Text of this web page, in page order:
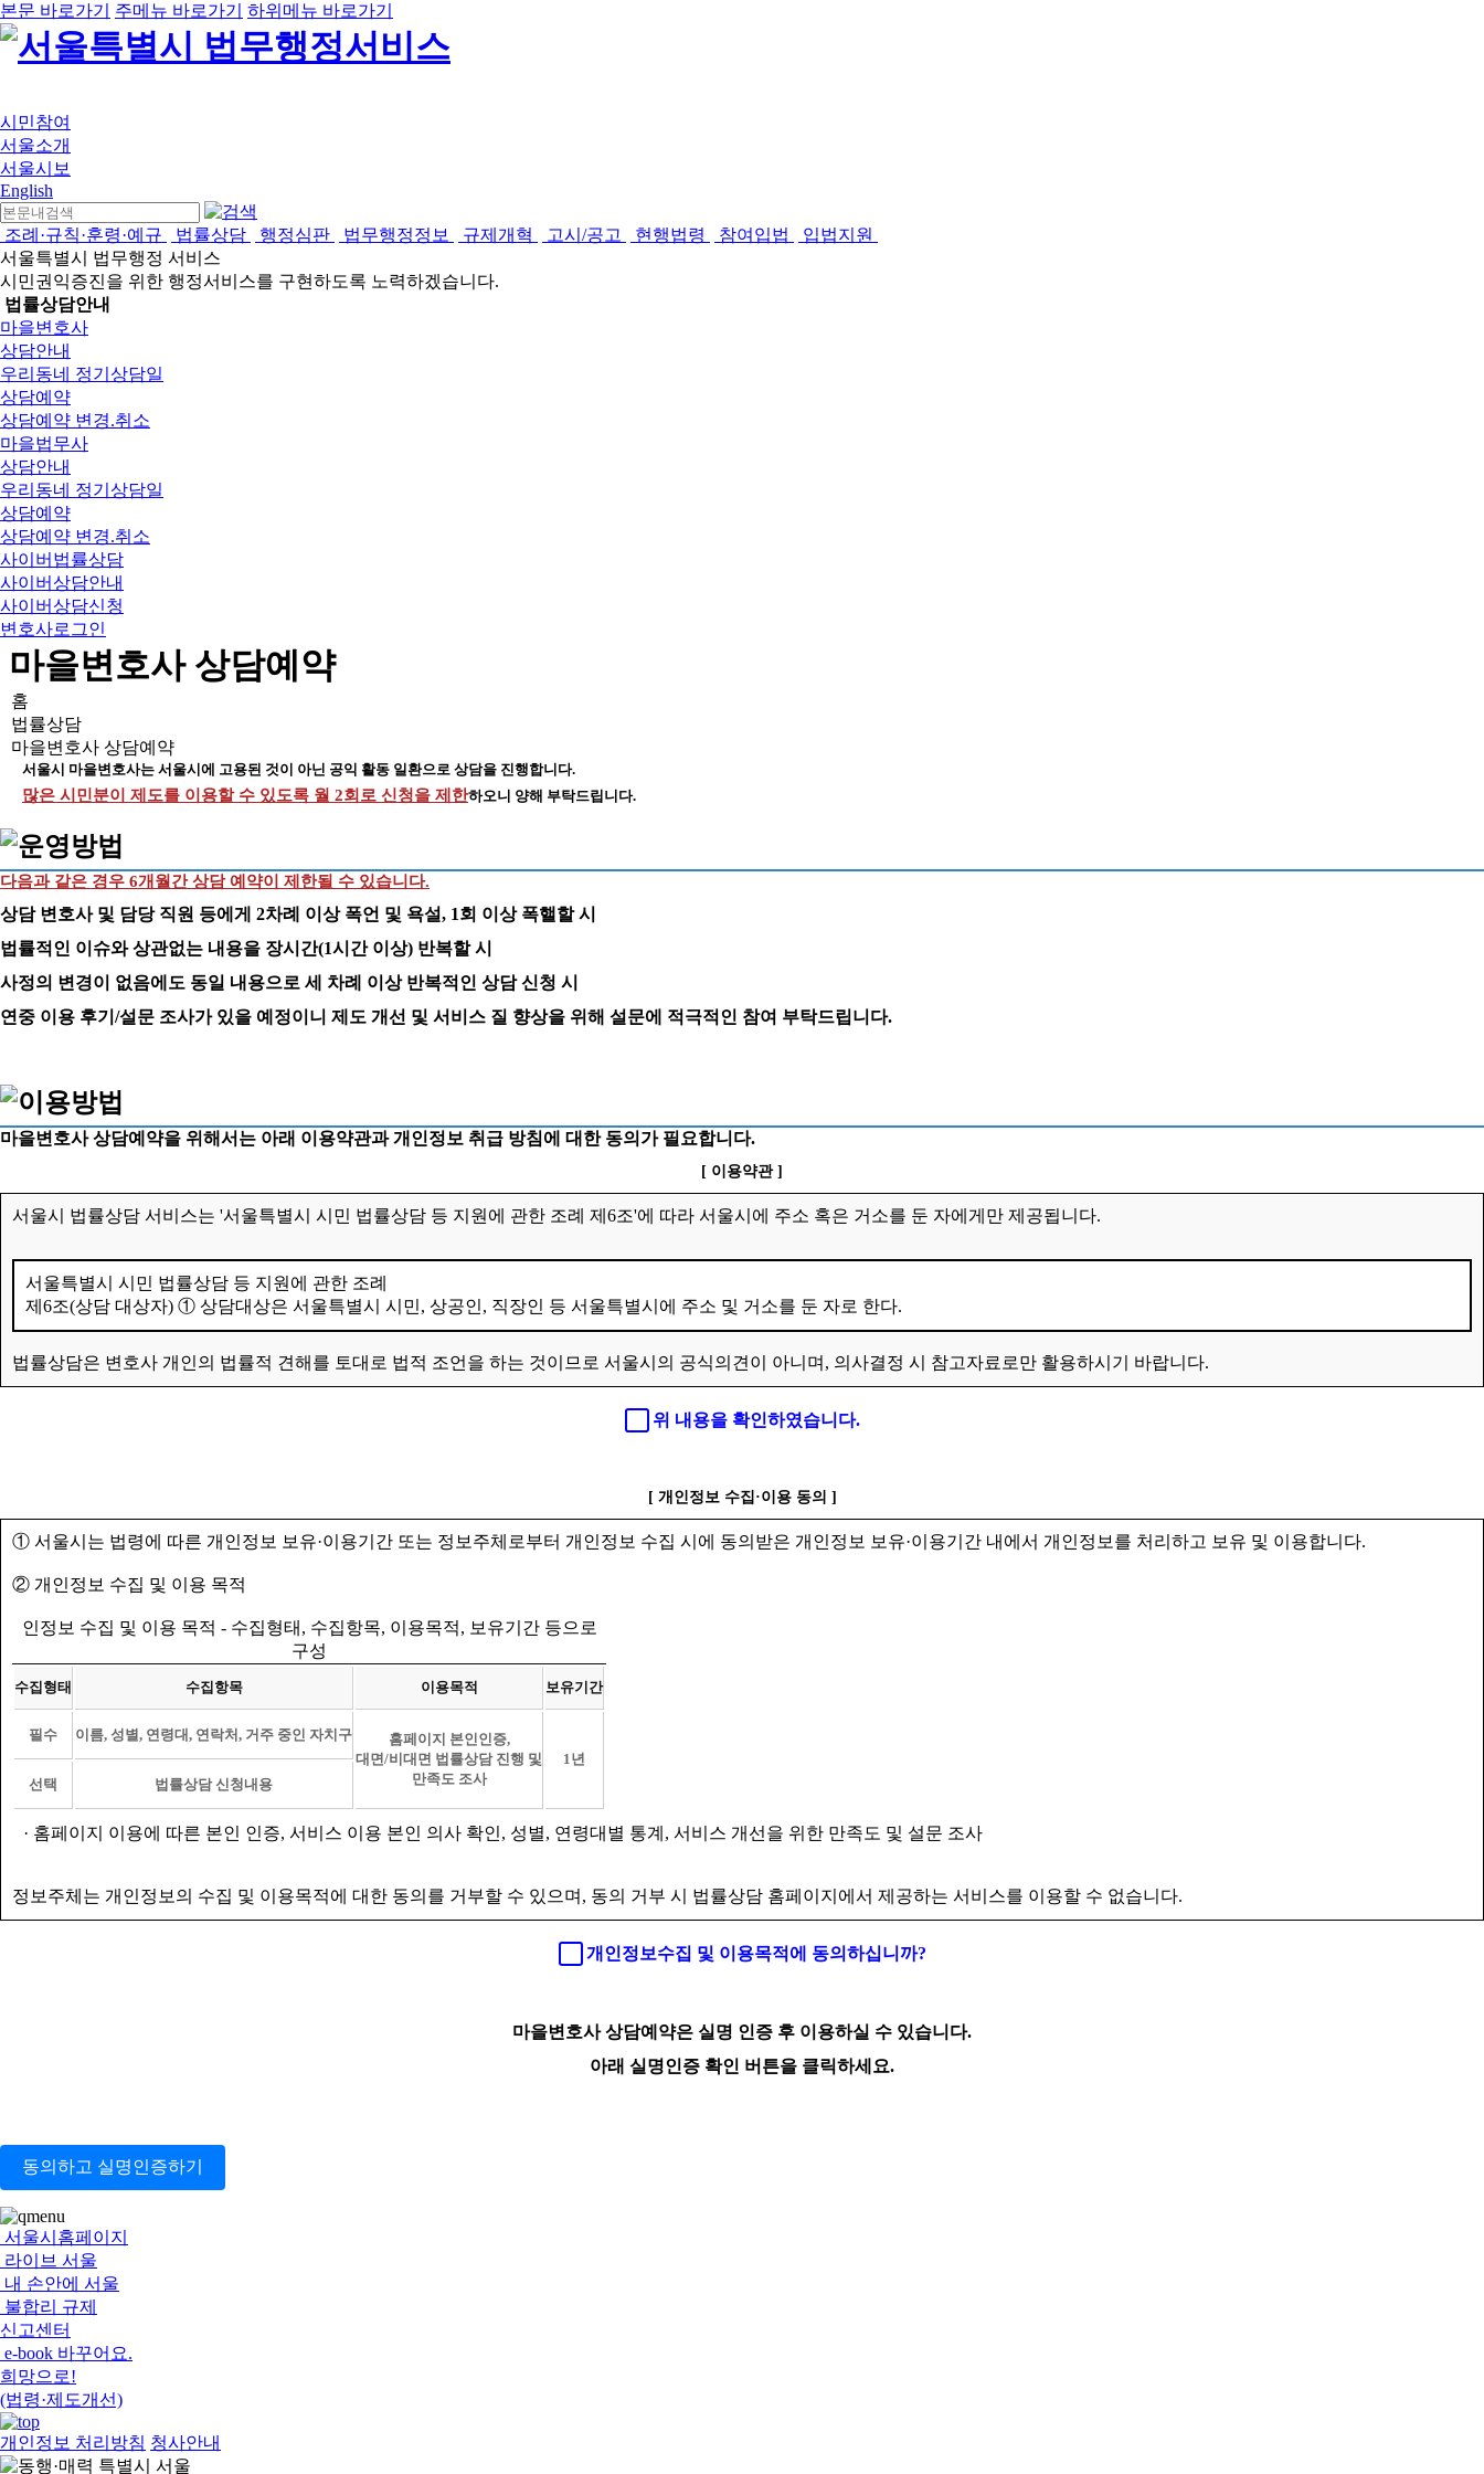
본문 바로가기 주메뉴 바로가기 하위메뉴 바로가기
시민참여
서울소개
서울시보
English
조례·규칙·훈령·예규 법률상담 행정심판 법무행정정보 규제개혁 고시/공고 현행법령 참여입법
입법지원
서울특별시 법무행정 서비스
시민권익증진을 위한 행정서비스를 구현하도록 노력하겠습니다.
법률상담안내
마을변호사
상담안내
우리동네 정기상담일
상담예약
상담예약 변경.취소
마을법무사
상담안내
우리동네 정기상담일
상담예약
상담예약 변경.취소
사이버법률상담
사이버상담안내
사이버상담신청
변호사로그인
마을변호사 상담예약
홈
법률상담
마을변호사 상담예약
서울시 마을변호사는 서울시에 고용된 것이 아닌 공익 활동 일환으로 상담을 진행합니다.
많은 시민분이 제도를 이용할 수 있도록 월 2회로 신청을 제한하오니 양해 부탁드립니다.
다음과 같은 경우 6개월간 상담 예약이 제한될 수 있습니다.
상담 변호사 및 담당 직원 등에게 2차례 이상 폭언 및 욕설, 1회 이상 폭핼할 시
법률적인 이슈와 상관없는 내용을 장시간(1시간 이상) 반복할 시
사정의 변경이 없음에도 동일 내용으로 세 차례 이상 반복적인 상담 신청 시
연중 이용 후기/설문 조사가 있을 예정이니 제도 개선 및 서비스 질 향상을 위해 설문에 적극적인 참여 부탁드립니다.
마을변호사 상담예약을 위해서는 아래 이용약관과 개인정보 취급 방침에 대한 동의가 필요합니다.
[ 이용약관 ]
서울시 법률상담 서비스는 '서울특별시 시민 법률상담 등 지원에 관한 조례 제6조'에 따라 서울시에 주소 혹은 거소를 둔 자에게만 제공됩니다.
서울특별시 시민 법률상담 등 지원에 관한 조례
제6조(상담 대상자) ① 상담대상은 서울특별시 시민, 상공인, 직장인 등 서울특별시에 주소 및 거소를 둔 자로 한다.
법률상담은 변호사 개인의 법률적 견해를 토대로 법적 조언을 하는 것이므로 서울시의 공식의견이 아니며, 의사결정 시 참고자료로만 활용하시기 바랍니다.
위 내용을 확인하였습니다.
[ 개인정보 수집·이용 동의 ]
① 서울시는 법령에 따른 개인정보 보유·이용기간 또는 정보주체로부터 개인정보 수집 시에 동의받은 개인정보 보유·이용기간 내에서 개인정보를 처리하고 보유 및 이용합니다.
② 개인정보 수집 및 이용 목적
인정보 수집 및 이용 목적 - 수집형태, 수집항목, 이용목적, 보유기간 등으로
구성
수집형태 수집항목 이용목적 보유기간
필수 이름, 성별, 연령대, 연락처, 거주 중인 자치구
홈페이지 본인인증,
대면/비대면 법률상담 진행 및
만족도 조사
1년
선택
법률상담 신청내용
· 홈페이지 이용에 따른 본인 인증, 서비스 이용 본인 의사 확인, 성별, 연령대별 통계, 서비스 개선을 위한 만족도 및 설문 조사
정보주체는 개인정보의 수집 및 이용목적에 대한 동의를 거부할 수 있으며, 동의 거부 시 법률상담 홈페이지에서 제공하는 서비스를 이용할 수 없습니다.
개인정보수집 및 이용목적에 동의하십니까?
마을변호사 상담예약은 실명 인증 후 이용하실 수 있습니다.
아래 실명인증 확인 버튼을 클릭하세요.
동의하고 실명인증하기
서울시홈페이지
라이브 서울
내 손안에 서울
불합리 규제
신고센터
e-book 바꾸어요.
희망으로!
(법령·제도개선)
개인정보 처리방침 청사안내